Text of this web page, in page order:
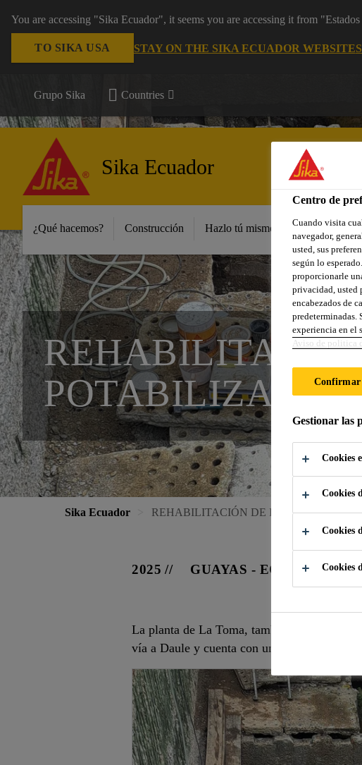
You are accessing "Sika Ecuador", it seems you are accessing it from
TO SIKA USA STAY ON THE SIKA ECUADOR WEBSITE
Grupo Sika Countries
Sika Ecuador
¿Qué hacemos? Construcción Hazlo tú mismo y pequeñas
Sika Ecuador REHABILITACIÓN DE FILTRO DE
2025 GUAYAS - ECUADOR
La planta de La Toma, también conocida
vía a Daule y cuenta con una capacidad de
Centro de
Cuando visita
navegador,
usted, sus
según lo
proporcionarle
privacidad, usted
encabezados de
predeterminadas.
experiencia en el
Aviso de politica
Confirmar
Gestionar las
Cookies
Cookies
Cookies
Cookies